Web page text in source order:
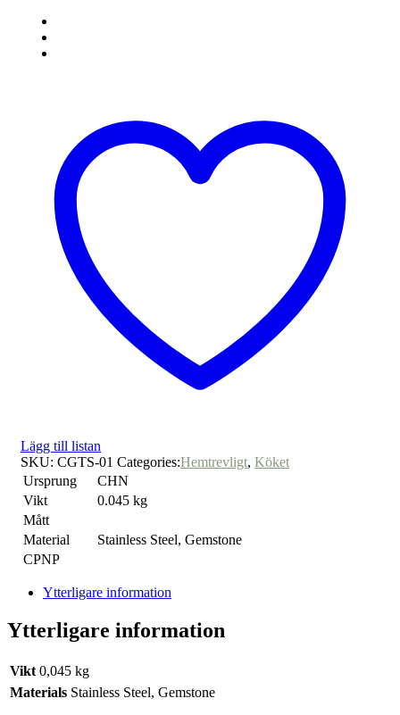
Lägg till listan
SKU: CGTS-01 Categories:Hemtrevligt, Köket
Ursprung
CHN
Vikt
0.045 kg
Mått
Material
Stainless Steel, Gemstone
CPNP
Ytterligare information
Ytterligare information
Vikt 0,045 kg
Materials Stainless Steel, Gemstone